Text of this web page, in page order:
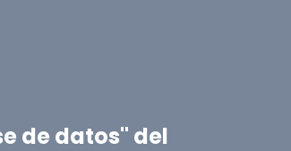
de datos" del